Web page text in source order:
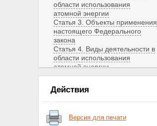
области использования
атомной энергии
Статья 3. Объекты применения
настоящего Федерального
закона
Статья 4. Виды деятельности в
области использования
атомной энергии
Статья 5. Собственность на
ядерные установки,
радиационные источники,
материалы и радиоактивные
вещества
Действия
Версия для печати